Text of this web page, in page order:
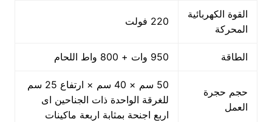
القوة الكهربائية
المحركة
220 فولت
الطاقة 950 وات + 800 واط اللحام
حجم حجرة
العمل
50 سم × 40 سم × ارتفاع 25 سم
للغرقة الواحدة ذات الجناحين اى
اربع اجنحة بمثابة اربعة ماكينات